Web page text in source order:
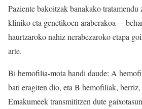
Paziente bakoitzak banakako
kliniko eta genetikoen araberakoa—
haurtzaroko nahiz nerabezaroko etapa
arte.
Bi hemofilia-mota handi daude: A
bati eragiten dio, eta B hemofiliak,
Emakumeek transmititzen dute